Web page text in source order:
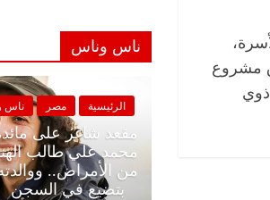
مشروع
ذوي
ناس وناس
الرئيسية ناس وناس
مقعد شاغر على الإفطار وبلكونة بلا زينة
رمضان.. د. عبدالخالق فاروق خبير
اقتصادي في انتظار حلم الحرية ولمة